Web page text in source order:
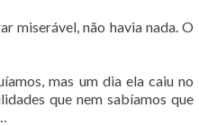
miserável, não havia nada. O
mas um dia ela caiu no
que nem sabíamos que